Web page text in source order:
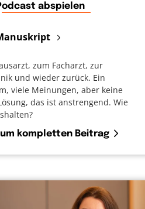
abspielen
zum Facharzt, zur
und wieder zurück. Ein
viele Meinungen, aber keine
das ist anstrengend. Wie
kompletten Beitrag